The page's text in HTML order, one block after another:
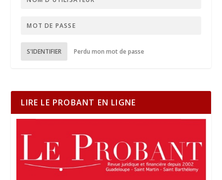
S'IDENTIFIER Perdu mon mot de passe
LIRE LE PROBANT EN LIGNE